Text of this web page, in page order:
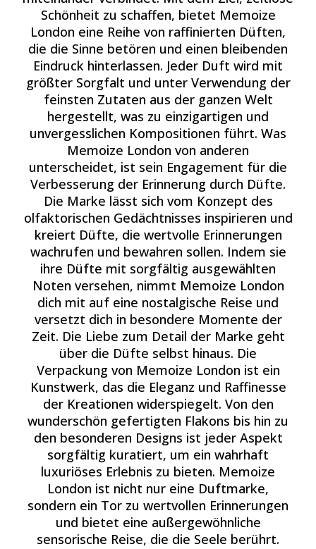
Schönheit zu schaffen, bietet Memoize
London eine Reihe von raffinierten Düften,
die die Sinne betören und einen bleibenden
Eindruck hinterlassen. Jeder Duft wird mit
größter Sorgfalt und unter Verwendung der
feinsten Zutaten aus der ganzen Welt
hergestellt, was zu einzigartigen und
unvergesslichen Kompositionen führt. Was
Memoize London von anderen
unterscheidet, ist sein Engagement für die
Verbesserung der Erinnerung durch Düfte.
Die Marke lässt sich vom Konzept des
olfaktorischen Gedächtnisses inspirieren und
kreiert Düfte, die wertvolle Erinnerungen
wachrufen und bewahren sollen. Indem sie
ihre Düfte mit sorgfältig ausgewählten
Noten versehen, nimmt Memoize London
dich mit auf eine nostalgische Reise und
versetzt dich in besondere Momente der
Zeit. Die Liebe zum Detail der Marke geht
über die Düfte selbst hinaus. Die
Verpackung von Memoize London ist ein
Kunstwerk, das die Eleganz und Raffinesse
der Kreationen widerspiegelt. Von den
wunderschön gefertigten Flakons bis hin zu
den besonderen Designs ist jeder Aspekt
sorgfältig kuratiert, um ein wahrhaft
luxuriöses Erlebnis zu bieten. Memoize
London ist nicht nur eine Duftmarke,
sondern ein Tor zu wertvollen Erinnerungen
und bietet eine außergewöhnliche
sensorische Reise, die die Seele berührt.